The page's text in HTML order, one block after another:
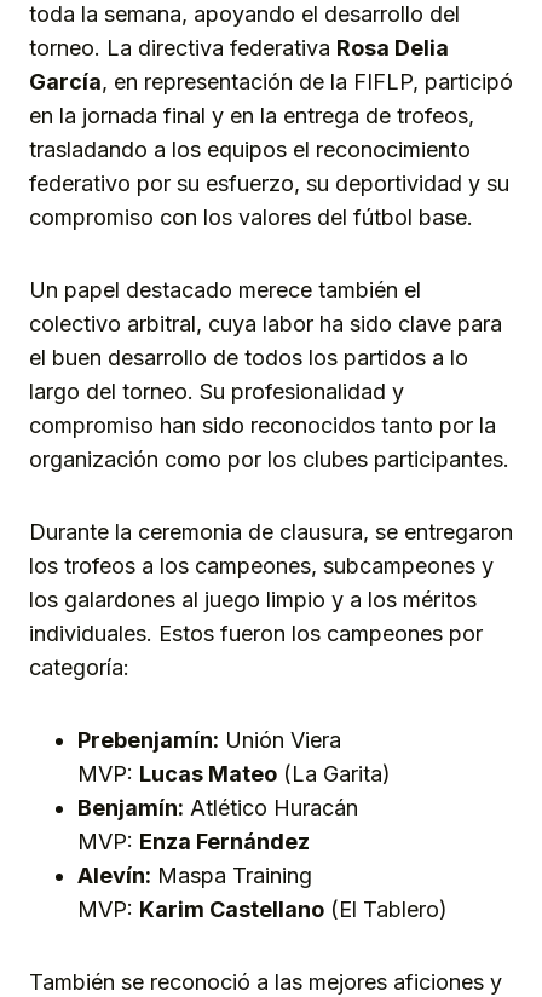
toda la semana, apoyando el desarrollo del
torneo. La directiva federativa Rosa Delia
García, en representación de la FIFLP, participó
en la jornada final y en la entrega de trofeos,
trasladando a los equipos el reconocimiento
federativo por su esfuerzo, su deportividad y su
compromiso con los valores del fútbol base.
Un papel destacado merece también el
colectivo arbitral, cuya labor ha sido clave para
el buen desarrollo de todos los partidos a lo
largo del torneo. Su profesionalidad y
compromiso han sido reconocidos tanto por la
organización como por los clubes participantes.
Durante la ceremonia de clausura, se entregaron
los trofeos a los campeones, subcampeones y
los galardones al juego limpio y a los méritos
individuales. Estos fueron los campeones por
categoría:
Prebenjamín: Unión Viera
MVP: Lucas Mateo (La Garita)
Benjamín: Atlético Huracán
MVP: Enza Fernández
Alevín: Maspa Training
MVP: Karim Castellano (El Tablero)
También se reconoció a las mejores aficiones y